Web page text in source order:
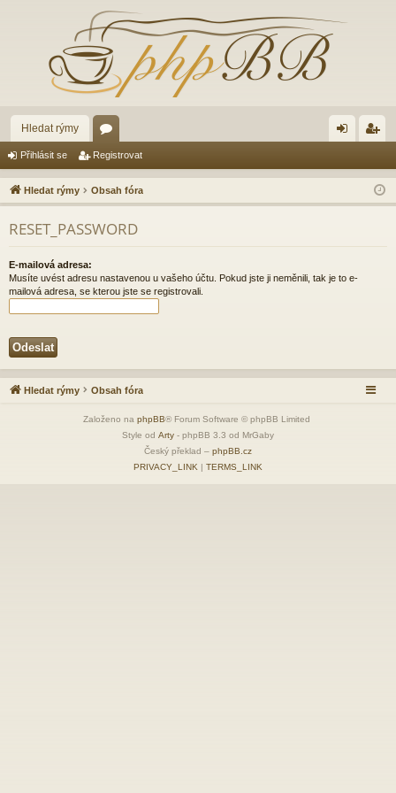
Hledat rýmy
ór
a lá
sit
ist
ro
Přihlásit se Registrovat
Hledat rýmy Obsah fóra
RESET_PASSWORD
E-mailová adresa:
Musíte uvést adresu nastavenou u vašeho účtu. Pokud jste ji neměnili, tak je to e-
mailová adresa, se kterou jste se registrovali.
Hledat rýmy Obsah fóra
Založeno na phpBB® Forum Software © phpBB Limited
Style od Arty - phpBB 3.3 od MrGaby
Český překlad – phpBB.cz
PRIVACY_LINK | TERMS_LINK